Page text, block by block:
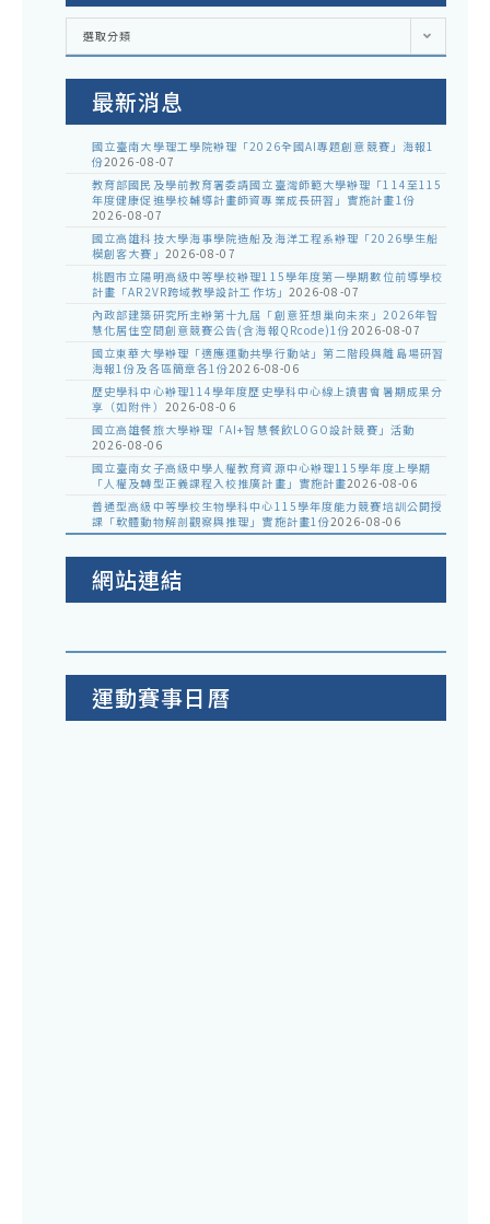
各
室
選取分類
最新消息
國立臺南大學理工學院辦理「2026全國AI專題創意競賽」海報1
份2026-08-07
教育部國民及學前教育署委請國立臺灣師範大學辦理「114至115
年度健康促進學校輔導計畫師資專業成長研習」實施計畫1份
2026-08-07
國立高雄科技大學海事學院造船及海洋工程系辦理「2026學生船
模創客大賽」 2026-08-07
桃園市立陽明高級中等學校辦理115學年度第一學期數位前導學校
計畫「AR2VR跨域教學設計工作坊」 2026-08-07
內政部建築研究所主辦第十九屆「創意狂想巢向未來」2026年智
慧化居住空間創意競賽公告(含海報QRcode)1份2026-08-07
國立東華大學辦理「適應運動共學行動站」第二階段與離島場研習
海報1份及各區簡章各1份2026-08-06
歷史學科中心辦理114學年度歷史學科中心線上讀書會暑期成果分
享（如附件） 2026-08-06
國立高雄餐旅大學辦理「AI+智慧餐飲LOGO設計競賽」活動
2026-08-06
國立臺南女子高級中學人權教育資源中心辦理115學年度上學期
「人權及轉型正義課程入校推廣計畫」實施計畫2026-08-06
普通型高級中等學校生物學科中心115學年度能力競賽培訓公開授
課「軟體動物解剖觀察與推理」實施計畫1份2026-08-06
網站連結
運動賽事日曆